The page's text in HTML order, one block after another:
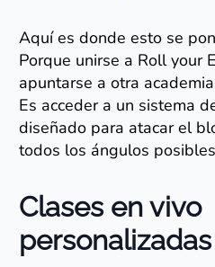
Aquí es donde esto se
Porque unirse a Roll your
apuntarse a otra
Es acceder a un sistema
diseñado para atacar el
todos los ángulos
Clases en vivo
personalizadas